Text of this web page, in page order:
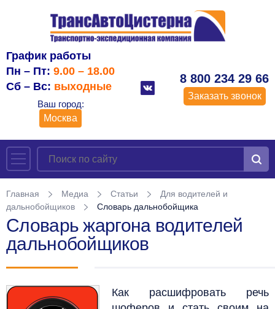
График работы
Пн – Пт: 9.00 – 18.00
Сб – Вс: выходные
Ваш город:
Москва
8 800 234 29 66
Заказать звонок
Главная Медиа Статьи
Для водителей и
дальнобойщиков
Словарь дальнобойщика
Словарь жаргона водителей
дальнобойщиков
Как расшифровать речь